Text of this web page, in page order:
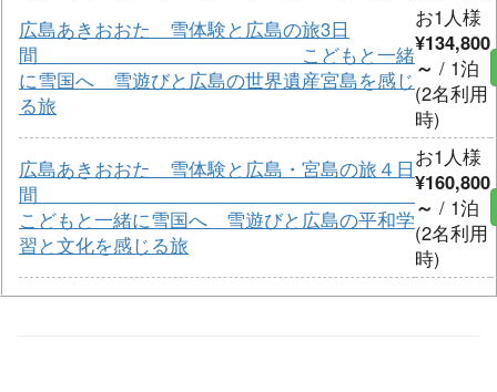
広島あきおおた 雪体験と広島の旅3日
間 こどもと一緒
に雪国へ 雪遊びと広島の世界遺産宮島を感じ
る旅
お1人様
¥134,800
～ / 1泊
(2名利用
時)
広島あきおおた 雪体験と広島・宮島の旅４日
間
こどもと一緒に雪国へ 雪遊びと広島の平和学
習と文化を感じる旅
お1人様
¥160,800
～ / 1泊
(2名利用
時)